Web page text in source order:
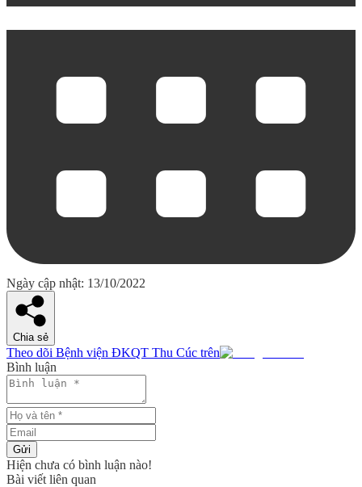
Ngày cập nhật: 13/10/2022
Chia sẻ
Theo dõi Bệnh viện ĐKQT Thu Cúc trên
Bình luận
Gửi
Hiện chưa có bình luận nào!
Bài viết liên quan